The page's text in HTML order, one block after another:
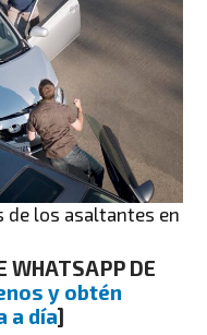
de los asaltantes en
WHATSAPP DE
y obtén
a día]